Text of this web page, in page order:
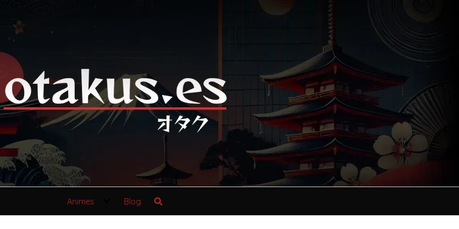
Animes Blog